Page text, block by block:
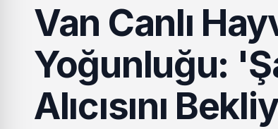
Van Canlı
Yoğunluğu:
Alıcısını